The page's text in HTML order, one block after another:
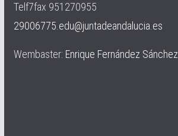
Telf7fax 951270955
29006775.edu@juntadeandalucia.es
Wembaster: Enrique Fernández Sánchez